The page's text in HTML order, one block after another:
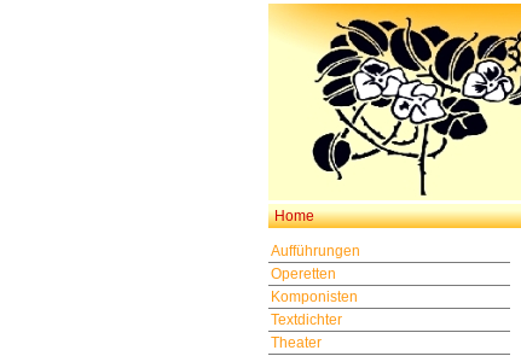
Home
Aufführungen
Operetten
Komponisten
Textdichter
Theater